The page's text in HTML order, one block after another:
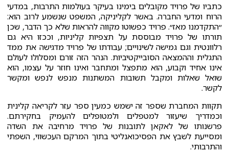
כתביו של פרויד מקובלים בימינו בעיקר בעולמות התרבות, במדעי
הרוח ומדעי החברה. באשר לקליניקה, המשפט שנשמע לרוב הוא:
״התקדמנו מאז״. פרויד כפשוטו מקווה להראות שלא כך הדבר, שכן
תורתו של פרויד מבוססת על תצפיות קליניות, וככזו היא גם
רלוונטית וגם גמישה לשינויים; עבודתו של פרויד מדגישה את ממד
התגלית וההמצאה הסובייקטיביות. הנהר הזה זורם ומסלולו לעולם
אינו אחיד וקבוע, הוא מתפצל ומתחבר ואינו חוזר על עצמו, הוא
שואל שאלות ומקבל תשובות המשתנות מנפש לנפש ומקשר
לקשר.
תקוות המחברת שספר זה ישמש כמעין ספר עזר לקריאה קלינית
וכמדריך שיעזור למטפלים ולמטופלים להעמיק בחקירתם.
פרשנותו של לאקאן לתובנות של פרויד מרחיבה את השדה
ומסייעת לשבץ את הפסיכואנליטי בתוך המרקם העכשווי, השפתי
והתרבותי.